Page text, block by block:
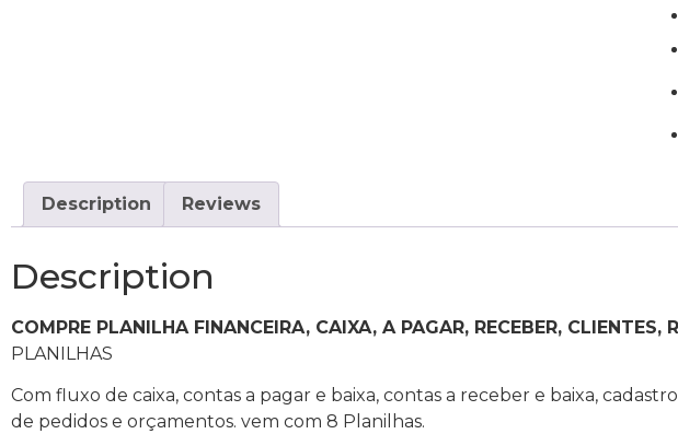
Description Reviews
Description
COMPRE PLANILHA FINANCEIRA, CAIXA, A PAGAR, RECEBER, CLIENTES,
PLANILHAS
Com fluxo de caixa, contas a pagar e baixa, contas a receber e baixa,
de pedidos e orçamentos. vem com 8 Planilhas.